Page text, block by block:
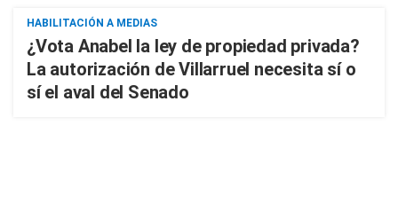
HABILITACIÓN A MEDIAS
¿Vota Anabel la ley de propiedad privada?
La autorización de Villarruel necesita sí o
sí el aval del Senado